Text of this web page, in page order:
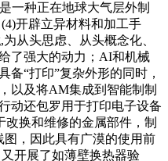
一种正在地球大气层外制
开辟立异材料和加工手
从头思虑、从头概念化、
了强大的动力；AI和机械
备“打印”复杂外形的同时，
以及将AM集成到智能制制
动还包罗用于打印电子设备
换和维修的金属部件，制
图，因此具有广漠的使用前
开展了如薄壁换热器验